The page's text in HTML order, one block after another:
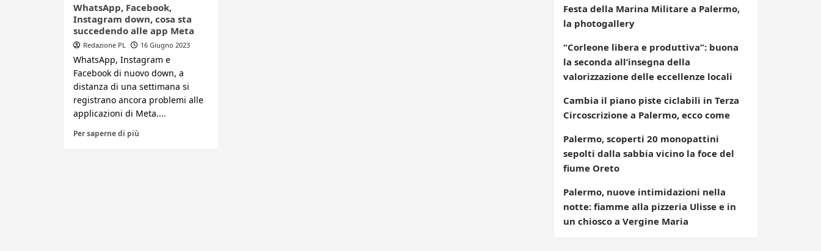
WhatsApp, Facebook,
Instagram down, cosa sta
succedendo alle app Meta
Redazione PL 16 Giugno 2023
WhatsApp, Instagram e
Facebook di nuovo down, a
distanza di una settimana si
registrano ancora problemi alle
applicazioni di Meta....
Per saperne di più
Festa della Marina Militare a Palermo,
la photogallery
“Corleone libera e produttiva”: buona
la seconda all’insegna della
valorizzazione delle eccellenze locali
Cambia il piano piste ciclabili in Terza
Circoscrizione a Palermo, ecco come
Palermo, scoperti 20 monopattini
sepolti dalla sabbia vicino la foce del
fiume Oreto
Palermo, nuove intimidazioni nella
notte: fiamme alla pizzeria Ulisse e in
un chiosco a Vergine Maria